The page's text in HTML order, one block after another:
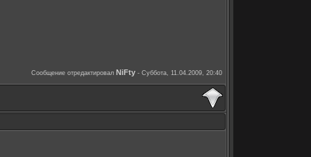
Сообщение отредактировал NiFty - Суббота, 11.04.2009, 20:40